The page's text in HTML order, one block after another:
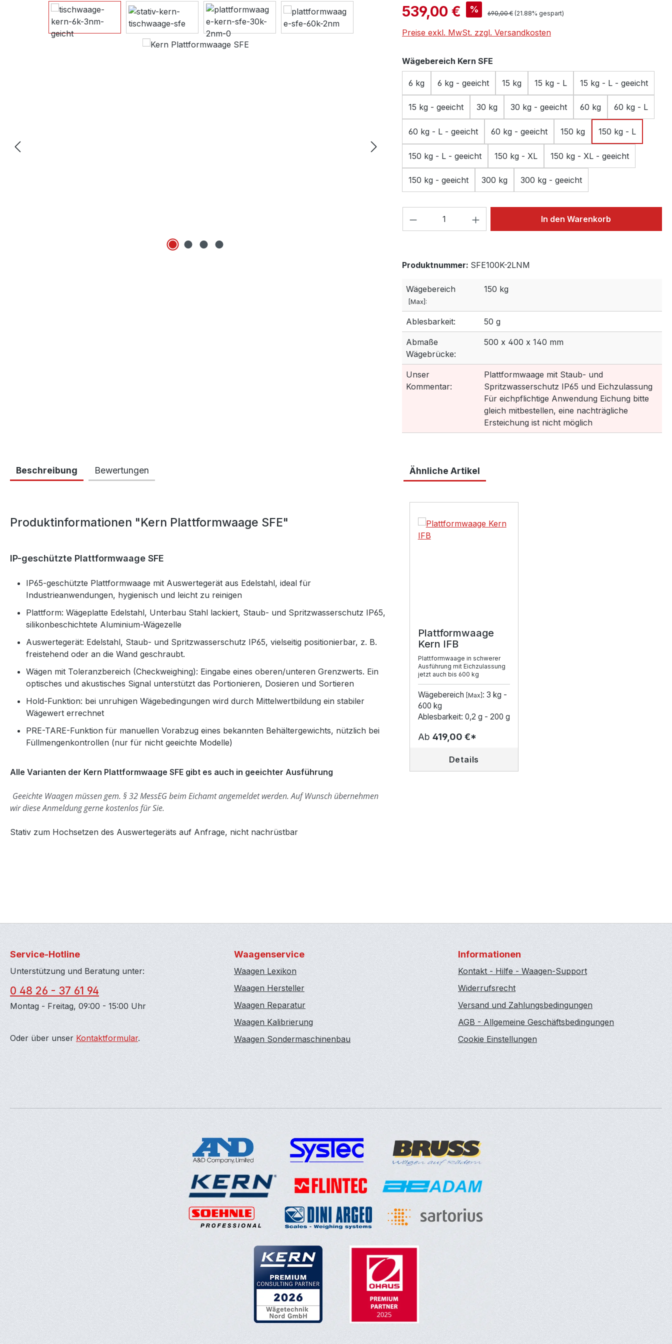
Bildergalerie überspringen Verkaufspreis:
539,00 € % Regulärer Preis:
690,00 € (21.88% gespart)
Preise exkl. MwSt. zzgl. Versandkosten
Wägebereich Kern SFE
6 kg 6 kg - geeicht 15 kg 15 kg - L 15 kg - L - geeicht
15 kg - geeicht 30 kg 30 kg - geeicht 60 kg 60 kg - L
60 kg - L - geeicht 60 kg - geeicht 150 kg 150 kg - L
150 kg - L - geeicht 150 kg - XL 150 kg - XL - geeicht
150 kg - geeicht 300 kg 300 kg - geeicht
Produkt Anzahl: Gib den gewünschten Wert
In den Warenkorb
Produktnummer: SFE100K-2LNM
Wägebereich
[Max]:
150 kg
Ablesbarkeit: 50 g
Abmaße
Wägebrücke:
500 x 400 x 140 mm
Unser
Kommentar:
Plattformwaage mit Staub- und
Spritzwasserschutz IP65 und Eichzulassung
Für eichpflichtige Anwendung Eichung bitte
gleich mitbestellen, eine nachträgliche
Ersteichung ist nicht möglich
Beschreibung Bewertungen
Produktinformationen "Kern Plattformwaage SFE"
IP-geschützte Plattformwaage SFE
IP65-geschützte Plattformwaage mit Auswertegerät aus Edelstahl, ideal für
Industrieanwendungen, hygienisch und leicht zu reinigen
Plattform: Wägeplatte Edelstahl, Unterbau Stahl lackiert, Staub- und Spritzwasserschutz IP65,
silikonbeschichtete Aluminium-Wägezelle
Auswertegerät: Edelstahl, Staub- und Spritzwasserschutz IP65, vielseitig positionierbar, z. B.
freistehend oder an die Wand geschraubt.
Wägen mit Toleranzbereich (Checkweighing): Eingabe eines oberen/unteren Grenzwerts. Ein
optisches und akustisches Signal unterstützt das Portionieren, Dosieren und Sortieren
Hold-Funktion: bei unruhigen Wägebedingungen wird durch Mittelwertbildung ein stabiler
Wägewert errechnet
PRE-TARE-Funktion für manuellen Vorabzug eines bekannten Behältergewichts, nützlich bei
Füllmengenkontrollen (nur für nicht geeichte Modelle)
Alle Varianten der Kern Plattformwaage SFE gibt es auch in geeichter Ausführung
Geeichte Waagen müssen gem. § 32 MessEG beim Eichamt angemeldet werden.Auf Wunsch übernehmen
wir diese Anmeldung gerne kostenlos für Sie.
Stativ zum Hochsetzen des Auswertegeräts auf Anfrage, nicht nachrüstbar
Ähnliche Artikel
Plattformwaage
Kern IFB
Plattformwaage in schwerer
Ausführung mit Eichzulassung
jetzt auch bis 600 kg
Wägebereich [Max] : 3 kg -
600 kg
Ablesbarkeit: 0,2 g - 200 g
Ab 419,00 €*
Details
Service-Hotline
Unterstützung und Beratung unter:
0 48 26 - 37 61 94
Montag - Freitag, 09:00 - 15:00 Uhr
Oder über unser Kontaktformular.
Waagenservice
Waagen Lexikon
Waagen Hersteller
Waagen Reparatur
Waagen Kalibrierung
Waagen Sondermaschinenbau
Informationen
Kontakt - Hilfe - Waagen-Support
Widerrufsrecht
Versand und Zahlungsbedingungen
AGB - Allgemeine Geschäftsbedingungen
Cookie Einstellungen